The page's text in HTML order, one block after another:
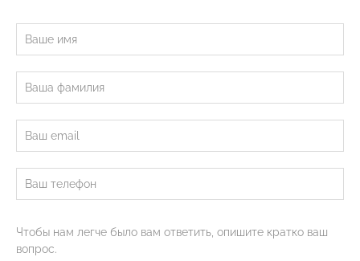
Чтобы нам легче было вам ответить, опишите кратко ваш
вопрос.